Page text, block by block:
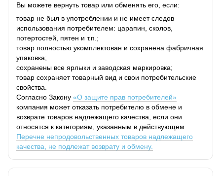
Вы можете вернуть товар или обменять его, если:
товар не был в употреблении и не имеет следов
использования потребителем: царапин, сколов,
потертостей, пятен и т.п.;
товар полностью укомплектован и сохранена фабричная
упаковка;
сохранены все ярлыки и заводская маркировка;
товар сохраняет товарный вид и свои потребительские
свойства.
Согласно Закону «О защите прав потребителей»
компания может отказать потребителю в обмене и
возврате товаров надлежащего качества, если они
относятся к категориям, указанным в действующем
Перечне непродовольственных товаров надлежащего
качества, не подлежат возврату и обмену.